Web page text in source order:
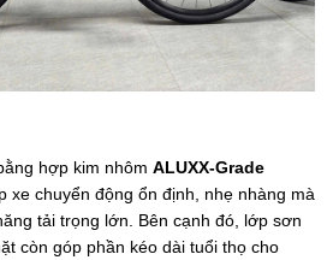
hợp kim nhôm ALUXX-Grade
xe chuyển động ổn định, nhẹ nhàng mà
tải trọng lớn. Bên cạnh đó, lớp sơn
còn góp phần kéo dài tuổi thọ cho